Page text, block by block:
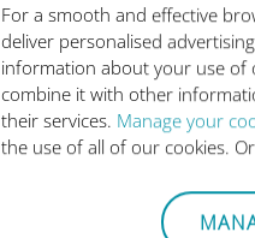
For a smooth and effective
deliver personalised
information about your use of
combine it with other
their services. Manage your
the use of all of our cookies.